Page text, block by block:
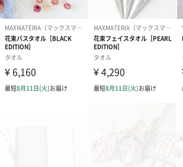
お渡し用の紙袋です。
商品に合わせたサイズをお届けします。